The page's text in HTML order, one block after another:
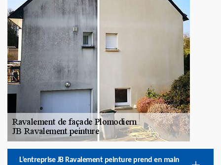
L’entreprise JB Ravalement peinture prend en main